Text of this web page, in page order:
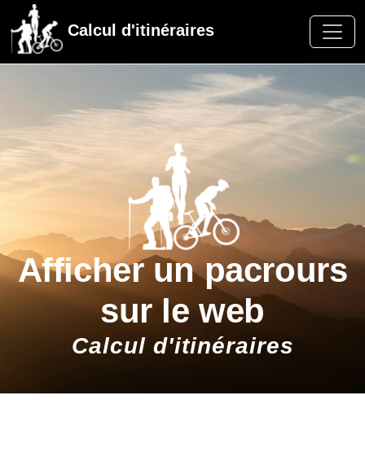
Calcul d'itinéraires
Afficher un pacrours
sur le web
Calcul d'itinéraires